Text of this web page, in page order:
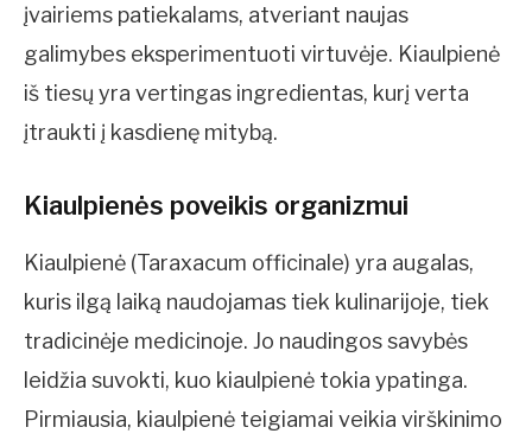
įvairiems patiekalams, atveriant naujas
galimybes eksperimentuoti virtuvėje. Kiaulpienė
iš tiesų yra vertingas ingredientas, kurį verta
įtraukti į kasdienę mitybą.
Kiaulpienės poveikis organizmui
Kiaulpienė (Taraxacum officinale) yra augalas,
kuris ilgą laiką naudojamas tiek kulinarijoje, tiek
tradicinėje medicinoje. Jo naudingos savybės
leidžia suvokti, kuo kiaulpienė tokia ypatinga.
Pirmiausia, kiaulpienė teigiamai veikia virškinimo